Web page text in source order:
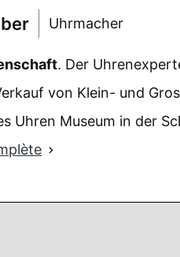
Uhrmacher
. Der
von Klein- und
Uhren Museum in der